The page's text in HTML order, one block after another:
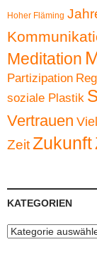
Hoher Fläming
Meditation
Partizipation
soziale Plastik
Vertrauen
ZeitZukunft
KATEGORIEN
Kategorien